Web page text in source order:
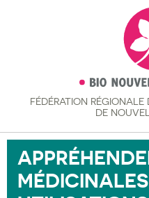
FÉDÉRATION RÉGIONALE
DE